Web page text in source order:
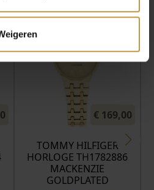
€ 169,00
TOMMY HILFIGER
HORLOGE TH1782886
MACKENZIE
GOLDPLATED